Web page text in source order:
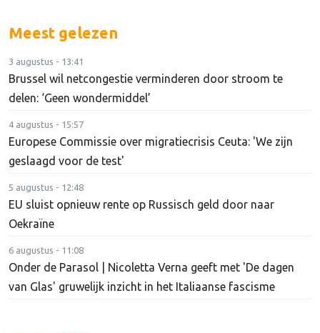
Meest gelezen
3 augustus - 13:41
Brussel wil netcongestie verminderen door stroom te
delen: ‘Geen wondermiddel’
4 augustus - 15:57
Europese Commissie over migratiecrisis Ceuta: 'We zijn
geslaagd voor de test'
5 augustus - 12:48
EU sluist opnieuw rente op Russisch geld door naar
Oekraïne
6 augustus - 11:08
Onder de Parasol | Nicoletta Verna geeft met 'De dagen
van Glas' gruwelijk inzicht in het Italiaanse fascisme